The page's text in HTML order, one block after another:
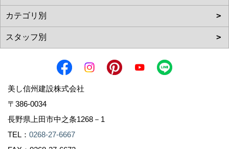
美し信州建設株式会社
〒386-0034
長野県上田市中之条1268－1
TEL： 0268-27-6667